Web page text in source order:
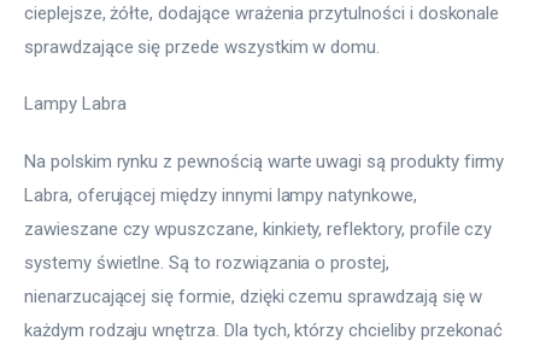
cieplejsze, żółte, dodające wrażenia przytulności i doskonale
sprawdzające się przede wszystkim w domu.
Lampy Labra
Na polskim rynku z pewnością warte uwagi są produkty firmy
Labra, oferującej między innymi lampy natynkowe,
zawieszane czy wpuszczane, kinkiety, reflektory, profile czy
systemy świetlne. Są to rozwiązania o prostej,
nienarzucającej się formie, dzięki czemu sprawdzają się w
każdym rodzaju wnętrza. Dla tych, którzy chcieliby przekonać